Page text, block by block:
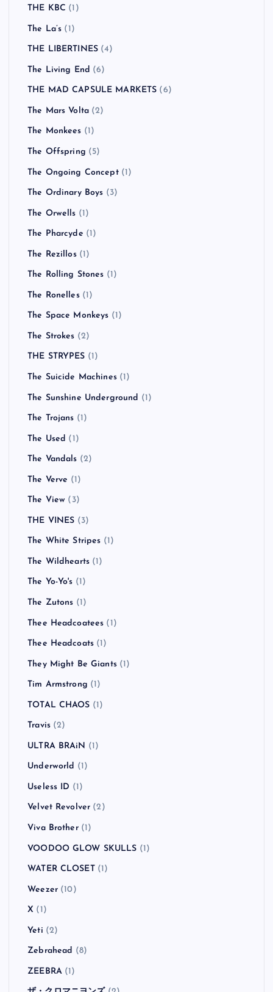
THE KBC (1)
The La’s (1)
THE LIBERTINES (4)
The Living End (6)
THE MAD CAPSULE MARKETS (6)
The Mars Volta (2)
The Monkees (1)
The Offspring (5)
The Ongoing Concept(1)
The Ordinary Boys (3)
The Orwells (1)
The Pharcyde (1)
The Rezillos(1)
The Rolling Stones (1)
The Ronelles(1)
The Space Monkeys (1)
The Strokes (2)
THE STRYPES (1)
The Suicide Machines(1)
The Sunshine Underground (1)
The Trojans (1)
The Used (1)
The Vandals (2)
The Verve (1)
The View (3)
THE VINES (3)
The White Stripes (1)
The Wildhearts (1)
The Yo-Yo's (1)
The Zutons (1)
Thee Headcoatees (1)
Thee Headcoats (1)
They Might Be Giants(1)
Tim Armstrong (1)
TOTAL CHAOS (1)
Travis(2)
ULTRA BRAiN (1)
Underworld (1)
Useless ID (1)
Velvet Revolver (2)
Viva Brother(1)
VOODOO GLOW SKULLS (1)
WATER CLOSET(1)
Weezer(10)
X (1)
Yeti (2)
Zebrahead (8)
ZEEBRA(1)